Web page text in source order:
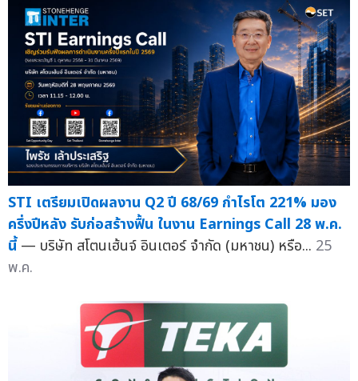
STI เตรียมเปิดผลงาน Q2 ปี 68/69 กำไรโต 221% มอง
ครึ่งปีหลัง รับก่อสร้างฟื้น ในงาน Earnings Call 28 พ.ค.
นี้ — บริษัท สโตนเฮ้นจ์ อินเตอร์ จำกัด (มหาชน) หรือ... 25
พ.ค.